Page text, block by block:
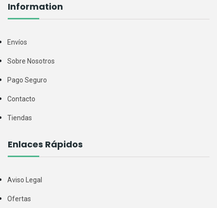
Information
Envíos
Sobre Nosotros
Pago Seguro
Contacto
Tiendas
Enlaces Rápidos
Aviso Legal
Ofertas